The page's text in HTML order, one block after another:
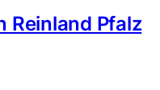
Reinland Pfalz